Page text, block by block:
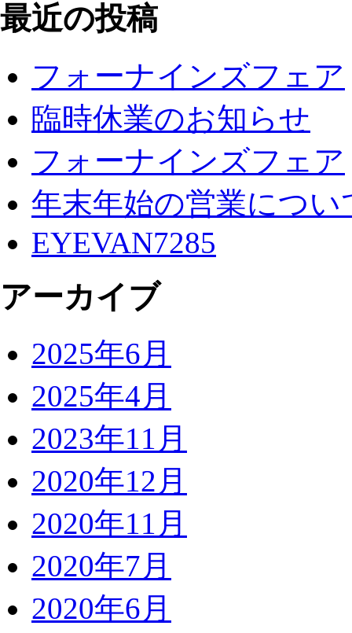
最近の投稿
フォーナインズフェア
臨時休業のお知らせ
フォーナインズフェア
年末年始の営業につい
EYEVAN7285
アーカイブ
2025年6月
2025年4月
2023年11月
2020年12月
2020年11月
2020年7月
2020年6月